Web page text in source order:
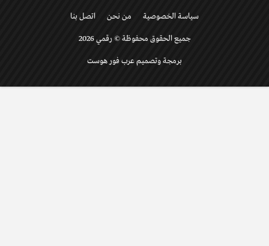
سياسة الخصوصية من نحن اتصل بنا
جميع الحقوق محفوظة © رقمي 2026
برمجة وتصميم عرب فور هوست